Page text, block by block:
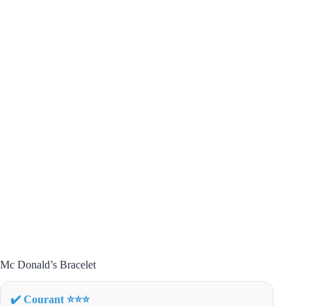
Mc Donald’s Bracelet
✔️ Courant ⭐⭐⭐